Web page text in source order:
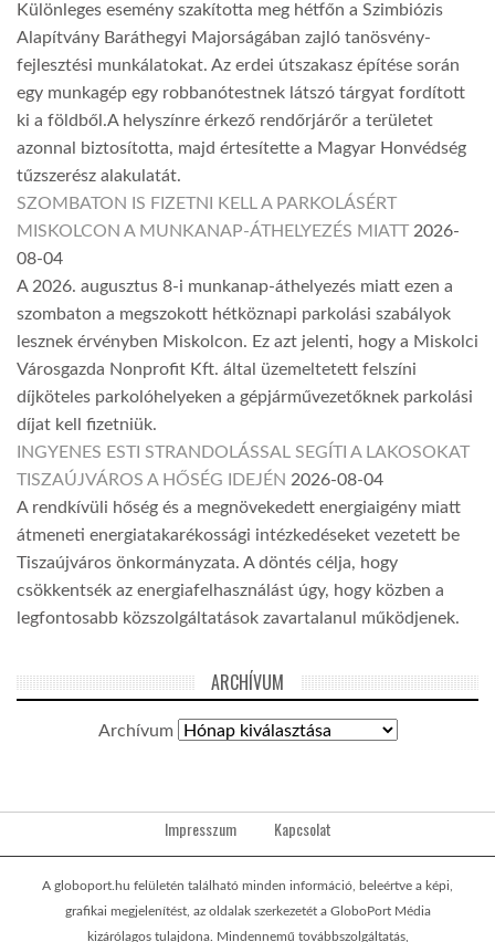
Különleges esemény szakította meg hétfőn a Szimbiózis
Alapítvány Baráthegyi Majorságában zajló tanösvény-
fejlesztési munkálatokat. Az erdei útszakasz építése során
egy munkagép egy robbanótestnek látszó tárgyat fordított
ki a földből.A helyszínre érkező rendőrjárőr a területet
azonnal biztosította, majd értesítette a Magyar Honvédség
tűzszerész alakulatát.
SZOMBATON IS FIZETNI KELL A PARKOLÁSÉRT
MISKOLCON A MUNKANAP-ÁTHELYEZÉS MIATT 2026-
08-04
A 2026. augusztus 8-i munkanap-áthelyezés miatt ezen a
szombaton a megszokott hétköznapi parkolási szabályok
lesznek érvényben Miskolcon. Ez azt jelenti, hogy a Miskolci
Városgazda Nonprofit Kft. által üzemeltetett felszíni
díjköteles parkolóhelyeken a gépjárművezetőknek parkolási
díjat kell fizetniük.
INGYENES ESTI STRANDOLÁSSAL SEGÍTI A LAKOSOKAT
TISZAÚJVÁROS A HŐSÉG IDEJÉN 2026-08-04
A rendkívüli hőség és a megnövekedett energiaigény miatt
átmeneti energiatakarékossági intézkedéseket vezetett be
Tiszaújváros önkormányzata. A döntés célja, hogy
csökkentsék az energiafelhasználást úgy, hogy közben a
legfontosabb közszolgáltatások zavartalanul működjenek.
ARCHÍVUM
Archívum
Impresszum Kapcsolat
A globoport.hu felületén található minden információ, beleértve a képi,
grafikai megjelenítést, az oldalak szerkezetét a GloboPort Média
kizárólagos tulajdona. Mindennemű továbbszolgáltatás,